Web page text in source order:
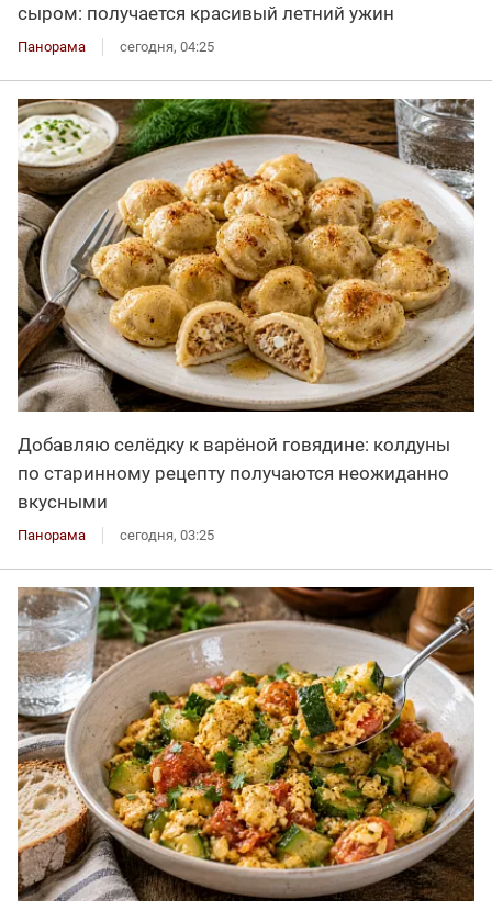
сыром: получается красивый летний ужин
Панорама сегодня, 04:25
Добавляю селёдку к варёной говядине: колдуны
по старинному рецепту получаются неожиданно
вкусными
Панорама сегодня, 03:25